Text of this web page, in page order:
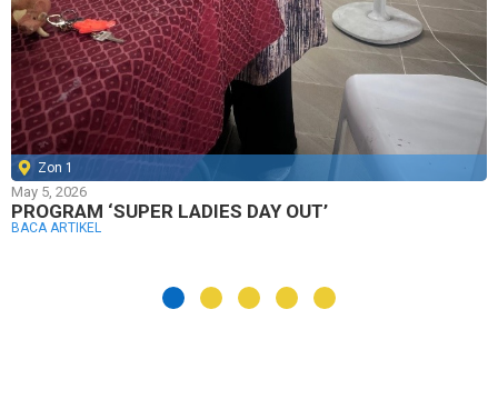
Zon 1
May 5, 2026
PROGRAM ‘SUPER LADIES DAY OUT’
BACA ARTIKEL